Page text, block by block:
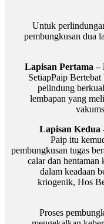
Untuk
pembungkusan dua
Lapisan Pertama –
SetiapPaip Bertebat
pelindung
lembapan yang
vakum
Lapisan Kedua
Paip itu
pembungkusan tugas
calar dan hentaman
dalam keadaan
kriogenik, Hos
Proses